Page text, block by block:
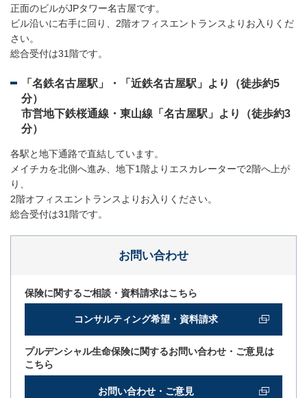
正面のビルがJPタワー名古屋です。
ビル沿いに右手に回り、2階オフィスエントランスよりお入りくだ
さい。
総合受付は31階です。
「名鉄名古屋駅」・「近鉄名古屋駅」より（徒歩約5
分）
市営地下鉄桜通線・東山線「名古屋駅」より（徒歩約3
分）
各駅と地下通路で直結しています。
メイチカを北側へ進み、地下1階よりエスカレーターで2階へ上が
り、
2階オフィスエントランスよりお入りください。
総合受付は31階です。
お問い合わせ
保険に関するご相談・資料請求はこちら
コンサルティング希望・資料請求
プルデンシャル生命保険に関するお問い合わせ・ご意見は
こちら
お問い合わせ・ご意見